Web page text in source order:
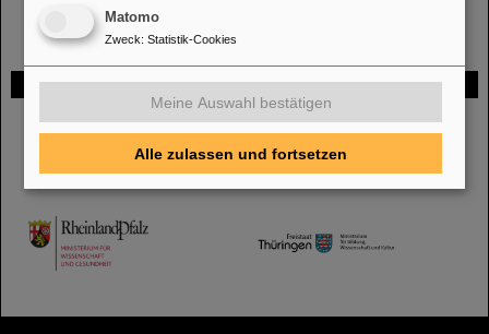
Gefördert von
HMWK
TMWWDG
Matomo
Zweck: Statistik-Cookies
Meine Auswahl bestätigen
Alle zulassen und fortsetzen